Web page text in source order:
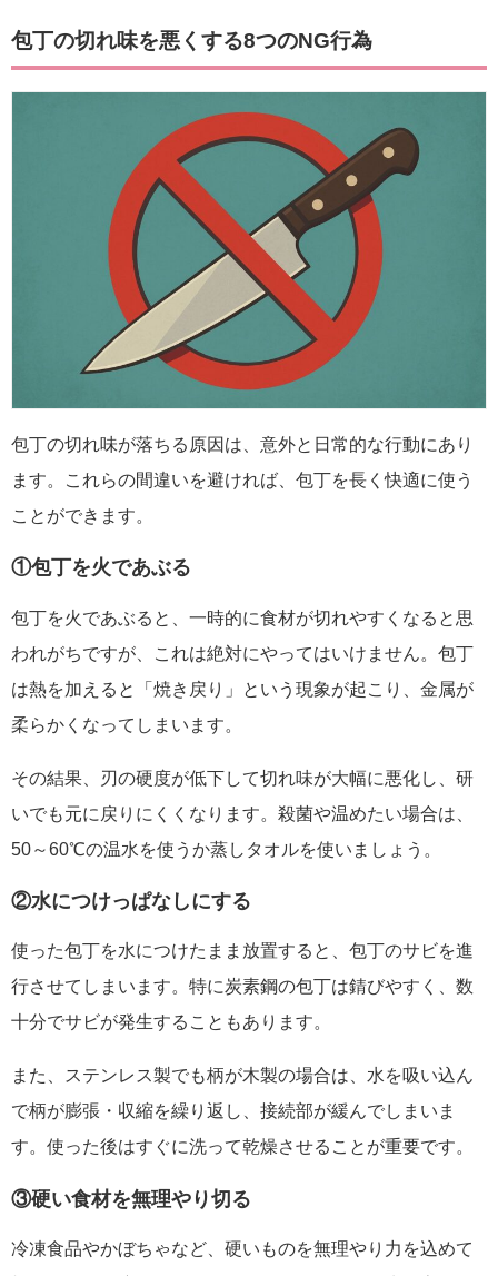
包丁の切れ味を悪くする8つのNG行為
包丁の切れ味が落ちる原因は、意外と日常的な行動にあり
ます。これらの間違いを避ければ、包丁を長く快適に使う
ことができます。
①包丁を火であぶる
包丁を火であぶると、一時的に食材が切れやすくなると思
われがちですが、これは絶対にやってはいけません。包丁
は熱を加えると「焼き戻り」という現象が起こり、金属が
柔らかくなってしまいます。
その結果、刃の硬度が低下して切れ味が大幅に悪化し、研
いでも元に戻りにくくなります。殺菌や温めたい場合は、
50～60℃の温水を使うか蒸しタオルを使いましょう。
②水につけっぱなしにする
使った包丁を水につけたまま放置すると、包丁のサビを進
行させてしまいます。特に炭素鋼の包丁は錆びやすく、数
十分でサビが発生することもあります。
また、ステンレス製でも柄が木製の場合は、水を吸い込ん
で柄が膨張・収縮を繰り返し、接続部が緩んでしまいま
す。使った後はすぐに洗って乾燥させることが重要です。
③硬い食材を無理やり切る
冷凍食品やかぼちゃなど、硬いものを無理やり力を込めて